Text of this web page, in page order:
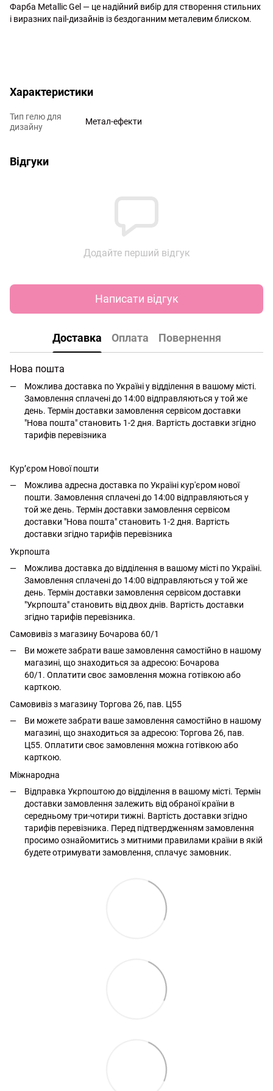
Фарба Metallic Gel — це надійний вибір для створення стильних
і виразних nail-дизайнів із бездоганним металевим блиском.
Характеристики
Тип гелю для
дизайну
Метал-ефекти
Відгуки
Додайте перший відгук
Написати відгук
Доставка Оплата Повернення
Нова пошта
Можлива доставка по Україні у відділення в вашому місті.
Замовлення сплачені до 14:00 відправляються у той же
день. Термін доставки замовлення сервісом доставки
"Нова пошта" становить 1-2 дня. Вартість доставки згідно
тарифів перевізника
Кур’єром Нової пошти
Можлива адресна доставка по Україні кур'єром нової
пошти. Замовлення сплачені до 14:00 відправляються у
той же день. Термін доставки замовлення сервісом
доставки "Нова пошта" становить 1-2 дня. Вартість
доставки згідно тарифів перевізника
Укрпошта
Можлива доставка до відділення в вашому місті по Україні.
Замовлення сплачені до 14:00 відправляються у той же
день. Термін доставки замовлення сервісом доставки
"Укрпошта" становить від двох днів. Вартість доставки
згідно тарифів перевізника.
Самовивіз з магазину Бочарова 60/1
Ви можете забрати ваше замовлення самостійно в нашому
магазині, що знаходиться за адресою: Бочарова
60/1. Оплатити своє замовлення можна готівкою або
карткою.
Самовивіз з магазину Торгова 26, пав. Ц55
Ви можете забрати ваше замовлення самостійно в нашому
магазині, що знаходиться за адресою: Торгова 26, пав.
Ц55. Оплатити своє замовлення можна готівкою або
карткою.
Міжнародна
Відправка Укрпоштою до відділення в вашому місті. Термін
доставки замовлення залежить від обраної країни в
середньому три-чотири тижні. Вартість доставки згідно
тарифів перевізника. Перед підтвердженням замовлення
просимо ознайомитись з митними правилами країни в якій
будете отримувати замовлення, сплачує замовник.